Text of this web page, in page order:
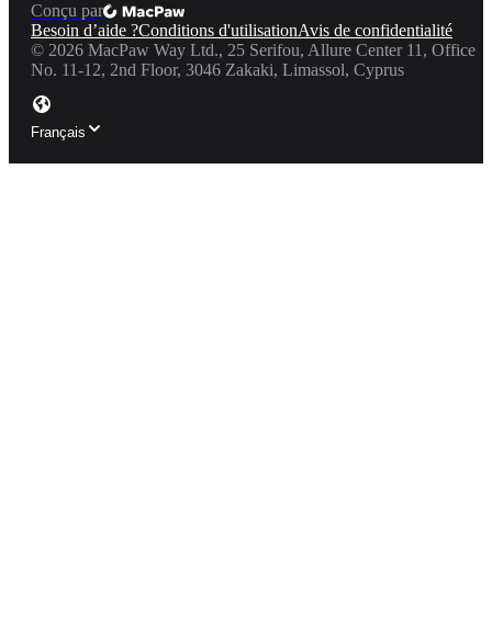
Conçu par
Besoin d’aide ?Conditions d'utilisationAvis de confidentialité
© 2026 MacPaw Way Ltd., 25 Serifou, Allure Center 11, Office
No. 11-12, 2nd Floor, 3046 Zakaki, Limassol, Cyprus
Français